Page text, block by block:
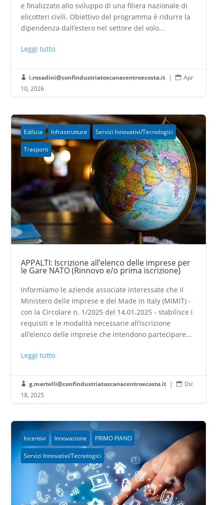
e finalizzato allo sviluppo di una filiera nazionale di
elicotteri civili. Obiettivo del programma è ridurre la
dipendenza dall’estero nel settore del volo...
Leggi tutto
 i.rosadini@confindustriatoscanacentroecosta.it |  Apr
10, 2026
Edilizia Infrastrutture Servizi Innovativi/Tecnologici
Trasporti
APPALTI: Iscrizione all’elenco delle imprese per
le Gare NATO (Rinnovo e/o prima iscrizione)
Informiamo le aziende associate interessate che il
Ministero delle Imprese e del Made in Italy (MIMIT) -
con la Circolare n. 1/2025 del 14.01.2025 - stabilisce i
requisiti e le modalità necessarie all’iscrizione
all’elenco delle imprese che intendono partecipare...
Leggi tutto
 g.martelli@confindustriatoscanacentroecosta.it |  Dic
18, 2025
Incentivi Innovazione PRIMO PIANO
Servizi Innovativi/Tecnologici